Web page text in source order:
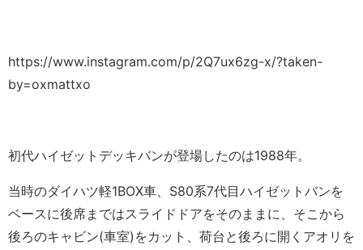
https://www.instagram.com/p/2Q7ux6zg-x/?taken-
by=oxmattxo
初代ハイゼットデッキバンが登場したのは1988年。
当時のダイハツ軽1BOX車、S80系7代目ハイゼットバンを
ベースに後席まではスライドドアをそのままに、そこから
後ろのキャビン(車室)をカット、荷台と後ろに開くアオリを